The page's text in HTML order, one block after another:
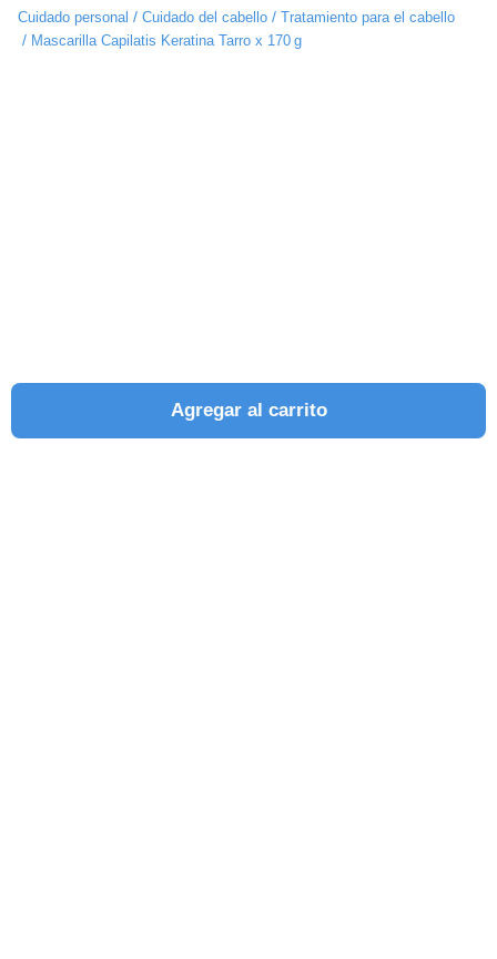
Cuidado personal / Cuidado del cabello / Tratamiento para el cabello
/ Mascarilla Capilatis Keratina Tarro x 170 g
Agregar al carrito